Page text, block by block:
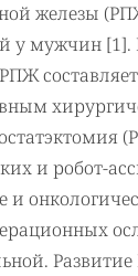
железы
у мужчин [1].
и робот-